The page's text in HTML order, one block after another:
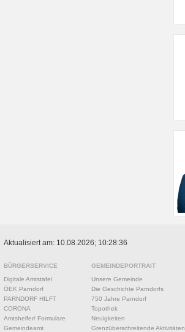
Aktualisiert am: 10.08.2026; 10:28:36
BÜRGERSERVICE
Digitale Amtstafel
ÖEK Parndorf
PARNDORF HILFT
CORONA
Amtshelfer/ Formulare
Gemeindeamt
GEMEINDEPORTRAIT
Unsere Gemeinde
Die Geschichte Parndorfs
750 Jahre Parndorf
Topothek
Neuigkeiten
Grenzüberschreitende Aktivitäten